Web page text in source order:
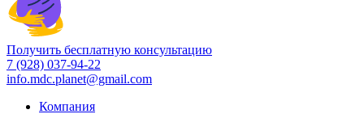
Получить бесплатную консультацию
7 (928) 037-94-22
info.mdc.planet@gmail.com
Компания